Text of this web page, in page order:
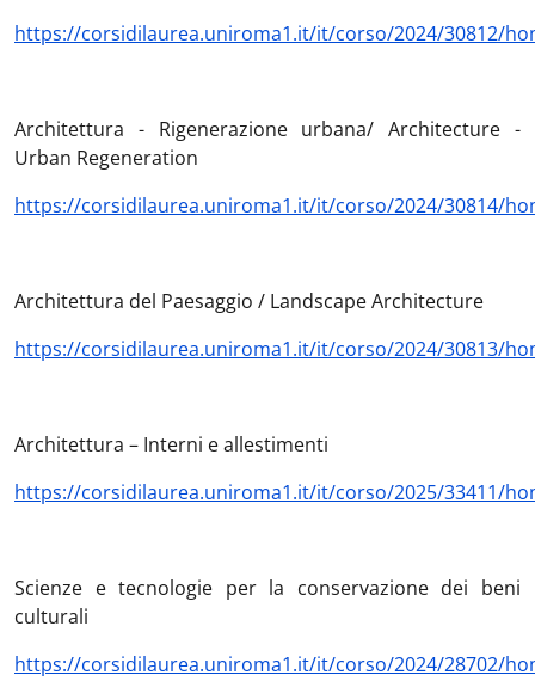
https://corsidilaurea.uniroma1.it/it/corso/2024/30812/
Architettura - Rigenerazione urbana/ Architecture -
Urban Regeneration
https://corsidilaurea.uniroma1.it/it/corso/2024/30814/
Architettura del Paesaggio / Landscape Architecture
https://corsidilaurea.uniroma1.it/it/corso/2024/30813/
Architettura – Interni e allestimenti
https://corsidilaurea.uniroma1.it/it/corso/2025/33411/
Scienze e tecnologie per la conservazione dei beni
culturali
https://corsidilaurea.uniroma1.it/it/corso/2024/28702/